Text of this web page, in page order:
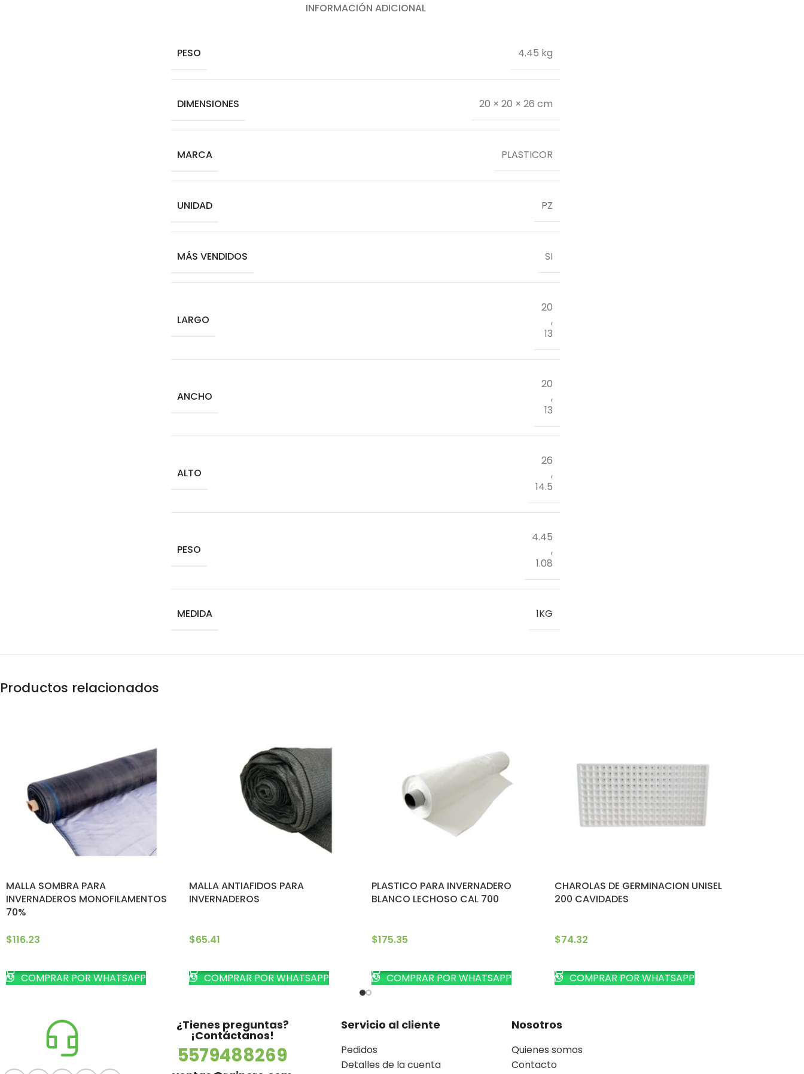
INFORMACIÓN ADICIONAL
PESO 4.45 kg
DIMENSIONES 20 × 20 × 26 cm
MARCA PLASTICOR
UNIDAD PZ
MÁS VENDIDOS SI
LARGO
20
,
13
ANCHO
20
,
13
ALTO
26
,
14.5
PESO
4.45
,
1.08
MEDIDA 1KG
Productos relacionados
MALLA SOMBRA PARA
INVERNADEROS MONOFILAMENTOS
70%
$116.23
COMPRAR POR WHATSAPP
MALLA ANTIAFIDOS PARA
INVERNADEROS
$65.41
COMPRAR POR WHATSAPP
PLASTICO PARA INVERNADERO
BLANCO LECHOSO CAL 700
$175.35
COMPRAR POR WHATSAPP
CHAROLAS DE GERMINACION UNISEL
200 CAVIDADES
$74.32
COMPRAR POR WHATSAPP
¿Tienes preguntas?
¡Contáctanos!
5579488269
Servicio al cliente
Pedidos
Detalles de la cuenta
Nosotros
Quienes somos
Contacto